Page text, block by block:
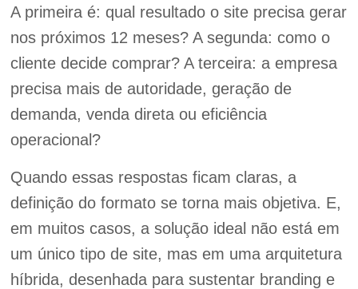
A primeira é: qual resultado o site precisa gerar
nos próximos 12 meses? A segunda: como o
cliente decide comprar? A terceira: a empresa
precisa mais de autoridade, geração de
demanda, venda direta ou eficiência
operacional?
Quando essas respostas ficam claras, a
definição do formato se torna mais objetiva. E,
em muitos casos, a solução ideal não está em
um único tipo de site, mas em uma arquitetura
híbrida, desenhada para sustentar branding e